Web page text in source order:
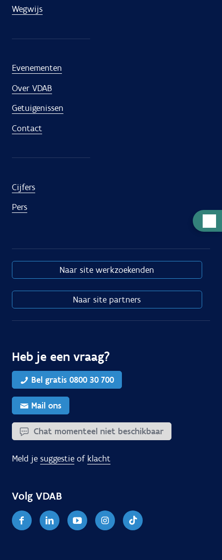
Wegwijs
Evenementen
Over VDAB
Getuigenissen
Contact
Cijfers
Pers
Naar site werkzoekenden
Naar site partners
Heb je een vraag?
Bel gratis 0800 30 700
Mail ons
Chat momenteel niet beschikbaar
Meld je suggestie of klacht
Volg VDAB
FacebookLinkedinYoutubeInstagram